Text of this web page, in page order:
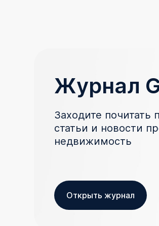
Журнал
Заходите почитать
статьи и новости
недвижимость
Открыть журнал